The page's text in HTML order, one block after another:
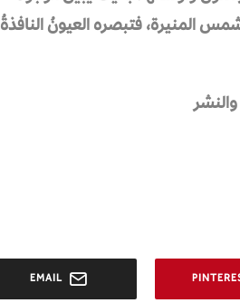
المنيرة، فتبصره العيونُ النافذةُ
EMAIL